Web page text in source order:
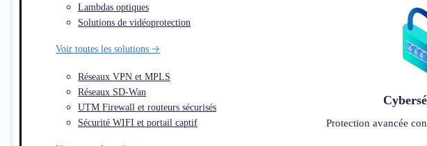
Lambdas optiques
Solutions de vidéoprotection
Voir toutes les solutions 🡢
Réseaux VPN et MPLS
Réseaux SD-Wan
UTM Firewall et routeurs sécurisés
Sécurité WIFI et portail captif
Protection avancée